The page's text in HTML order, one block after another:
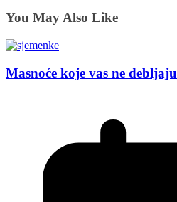
You May Also Like
Masnoće koje vas ne debljaju